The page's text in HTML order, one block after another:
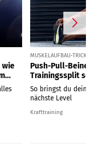
wie
MUSKELAUFBAU-TRICK
Push-Pull-Beine:
Trainingssplit so
Muskelaufbau ist
So bringst du dein
nächste Level
Krafttraining